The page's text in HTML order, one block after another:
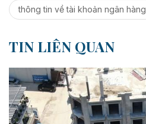
thông tin về tài khoản ngân hàng
TIN LIÊN QUAN